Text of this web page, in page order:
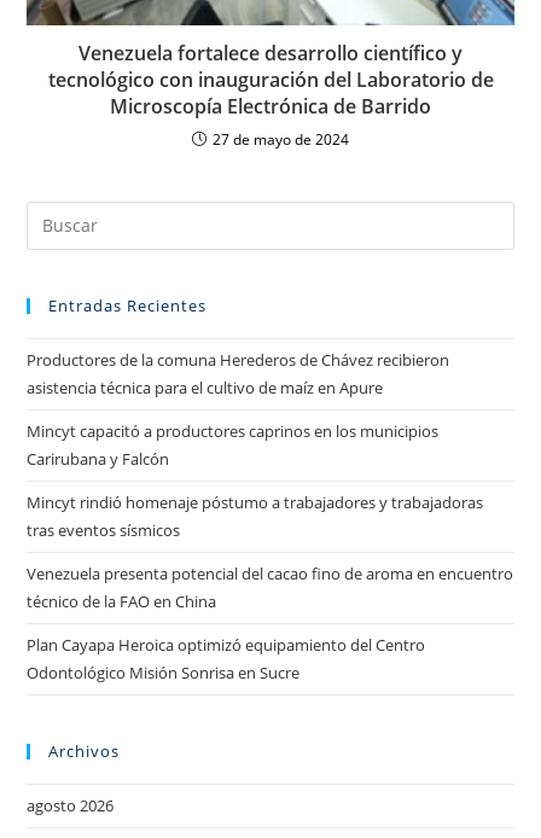
Venezuela fortalece desarrollo científico y
tecnológico con inauguración del Laboratorio de
Microscopía Electrónica de Barrido
27 de mayo de 2024
Entradas Recientes
Productores de la comuna Herederos de Chávez recibieron
asistencia técnica para el cultivo de maíz en Apure
Mincyt capacitó a productores caprinos en los municipios
Carirubana y Falcón
Mincyt rindió homenaje póstumo a trabajadores y trabajadoras
tras eventos sísmicos
Venezuela presenta potencial del cacao fino de aroma en encuentro
técnico de la FAO en China
Plan Cayapa Heroica optimizó equipamiento del Centro
Odontológico Misión Sonrisa en Sucre
Archivos
agosto 2026